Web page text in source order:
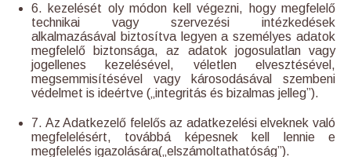
6. kezelését oly módon kell végezni, hogy megfelelő
technikai vagy szervezési intézkedések
alkalmazásával biztosítva legyen a személyes adatok
megfelelő biztonsága, az adatok jogosulatlan vagy
jogellenes kezelésével, véletlen elvesztésével,
megsemmisítésével vagy károsodásával szembeni
védelmet is ideértve („integritás és bizalmas jelleg”).
7. Az Adatkezelő felelős az adatkezelési elveknek való
megfelelésért, továbbá képesnek kell lennie e
megfelelés igazolására(„elszámoltathatóság”).